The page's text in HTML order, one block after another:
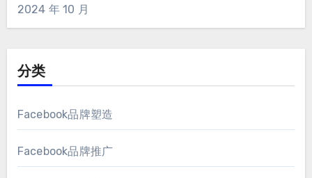
2024 年 10 月
分类
Facebook品牌塑造
Facebook品牌推广